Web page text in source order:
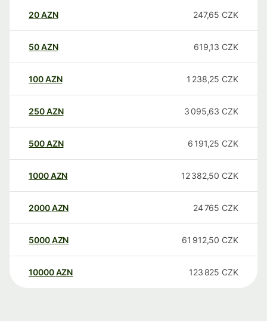
20AZN 247,65 CZK
50AZN 619,13 CZK
100AZN 1 238,25 CZK
250AZN 3 095,63 CZK
500AZN 6 191,25 CZK
1000AZN 12 382,50 CZK
2000AZN 24 765 CZK
5000AZN 61 912,50 CZK
10000 AZN 123 825 CZK